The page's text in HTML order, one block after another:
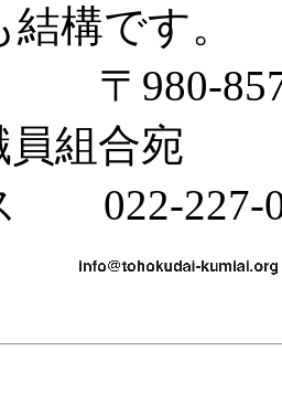
構です。
980-
組合宛
022-227-